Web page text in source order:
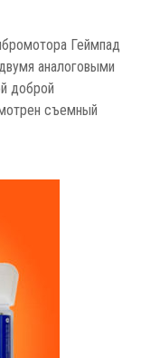
Геймпад
аналоговыми
доброй
съемный